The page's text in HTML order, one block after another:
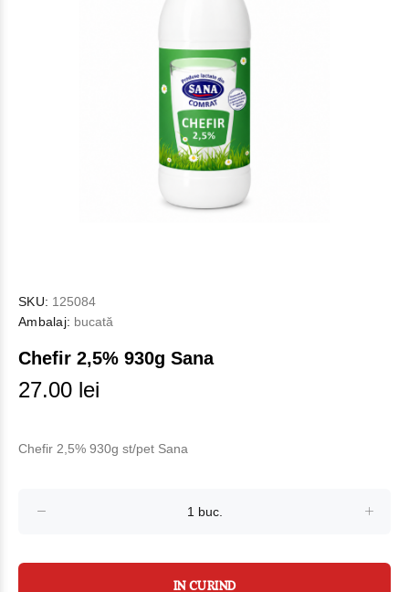
SKU: 125084
Ambalaj: bucată
Chefir 2,5% 930g Sana
27.00 lei
Chefir 2,5% 930g st/pet Sana
IN CURIND